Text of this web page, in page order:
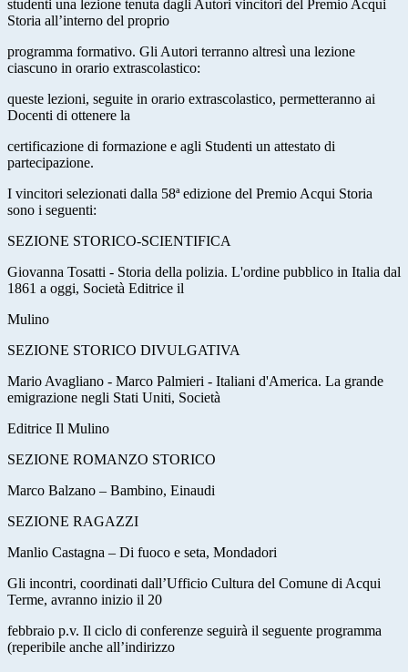
studenti una lezione tenuta dagli Autori vincitori del Premio Acqui
Storia all’interno del proprio
programma formativo. Gli Autori terranno altresì una lezione
ciascuno in orario extrascolastico:
queste lezioni, seguite in orario extrascolastico, permetteranno ai
Docenti di ottenere la
certificazione di formazione e agli Studenti un attestato di
partecipazione.
I vincitori selezionati dalla 58ª edizione del Premio Acqui Storia
sono i seguenti:
SEZIONE STORICO-SCIENTIFICA
Giovanna Tosatti - Storia della polizia. L'ordine pubblico in Italia dal
1861 a oggi, Società Editrice il
Mulino
SEZIONE STORICO DIVULGATIVA
Mario Avagliano - Marco Palmieri - Italiani d'America. La grande
emigrazione negli Stati Uniti, Società
Editrice Il Mulino
SEZIONE ROMANZO STORICO
Marco Balzano – Bambino, Einaudi
SEZIONE RAGAZZI
Manlio Castagna – Di fuoco e seta, Mondadori
Gli incontri, coordinati dall’Ufficio Cultura del Comune di Acqui
Terme, avranno inizio il 20
febbraio p.v. Il ciclo di conferenze seguirà il seguente programma
(reperibile anche all’indirizzo